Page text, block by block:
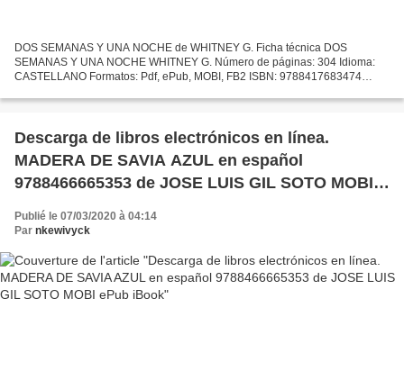
DOS SEMANAS Y UNA NOCHE de WHITNEY G. Ficha técnica DOS
SEMANAS Y UNA NOCHE WHITNEY G. Número de páginas: 304 Idioma:
CASTELLANO Formatos: Pdf, ePub, MOBI, FB2 ISBN: 9788417683474
descargar...
Descarga de libros electrónicos en línea.
MADERA DE SAVIA AZUL en español
9788466665353 de JOSE LUIS GIL SOTO MOBI
ePub iBook
Publié le 07/03/2020 à 04:14
Par nkewivyck